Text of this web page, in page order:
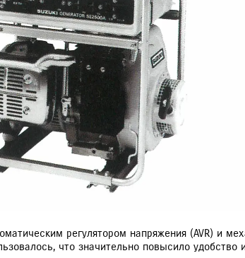
VITARA
ЗАПИСЬ НА ТО
регулятором напряжения (AVR) и
что значительно повысило удобство